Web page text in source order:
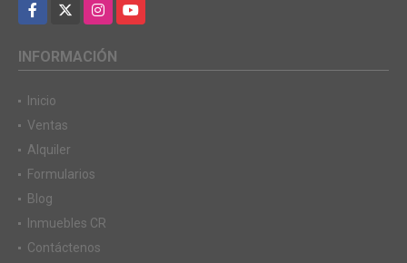
Facebook
InstagramYouTube
INFORMACIÓN
Inicio
Ventas
Alquiler
Formularios
Blog
Inmuebles CR
Contáctenos